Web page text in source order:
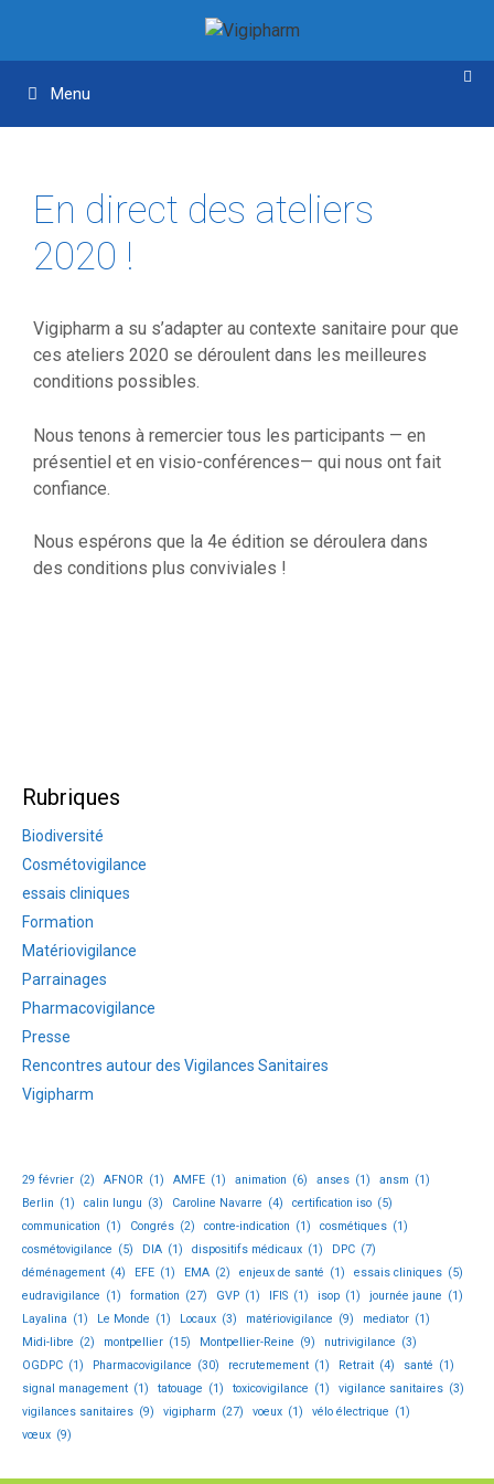
contenu
contenu
Menu
En direct des ateliers
2020 !
Vigipharm a su s’adapter au contexte sanitaire pour que
ces ateliers 2020 se déroulent dans les meilleures
conditions possibles.
Nous tenons à remercier tous les participants — en
présentiel et en visio-conférences— qui nous ont fait
confiance.
Nous espérons que la 4e édition se déroulera dans
des conditions plus conviviales !
Rubriques
Biodiversité
Cosmétovigilance
essais cliniques
Formation
Matériovigilance
Parrainages
Pharmacovigilance
Presse
Rencontres autour des Vigilances Sanitaires
Vigipharm
29 février (2) AFNOR (1) AMFE (1) animation (6) anses (1) ansm (1)
Berlin (1) calin lungu (3) Caroline Navarre (4) certification iso (5)
communication (1) Congrés (2) contre-indication (1) cosmétiques (1)
cosmétovigilance (5) DIA (1) dispositifs médicaux (1) DPC (7)
déménagement (4) EFE (1) EMA (2) enjeux de santé (1) essais cliniques (5)
eudravigilance (1) formation (27) GVP (1) IFIS (1) isop (1) journée jaune (1)
Layalina (1) Le Monde (1) Locaux (3) matériovigilance (9) mediator (1)
Midi-libre (2) montpellier (15) Montpellier-Reine (9) nutrivigilance (3)
OGDPC (1) Pharmacovigilance (30) recrutemement (1) Retrait (4) santé (1)
signal management (1) tatouage (1) toxicovigilance (1) vigilance sanitaires (3)
vigilances sanitaires (9) vigipharm (27) voeux (1) vélo électrique (1)
vœux (9)